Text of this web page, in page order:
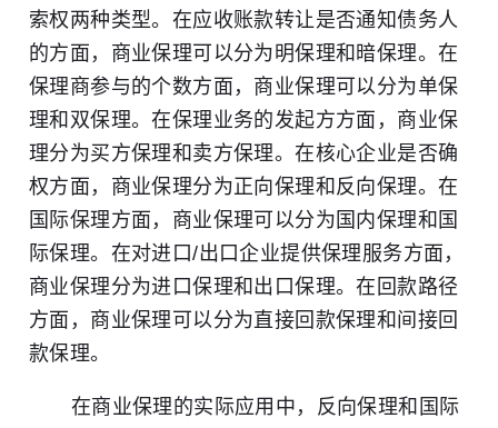
索权两种类型。在应收账款转让是否通知债务人
的方面，商业保理可以分为明保理和暗保理。在
保理商参与的个数方面，商业保理可以分为单保
理和双保理。在保理业务的发起方方面，商业保
理分为买方保理和卖方保理。在核心企业是否确
权方面，商业保理分为正向保理和反向保理。在
国际保理方面，商业保理可以分为国内保理和国
际保理。在对进口/出口企业提供保理服务方面，
商业保理分为进口保理和出口保理。在回款路径
方面，商业保理可以分为直接回款保理和间接回
款保理。
在商业保理的实际应用中，反向保理和国际